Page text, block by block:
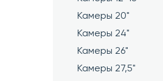
Камеры 20"
Камеры 24"
Камеры 26"
Камеры 27,5"